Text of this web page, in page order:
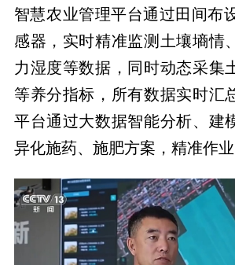
智慧农业管理平台通过田间布
感器，实时精准监测土壤墒情
力湿度等数据，同时动态采集
等养分指标，所有数据实时汇
平台通过大数据智能分析、建
异化施药、施肥方案，精准作业